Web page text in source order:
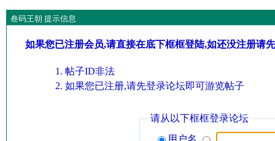
叁码王朝 提示信息
如果您已注册会员,请直接在底下框框登陆,如还没注册请
帖子ID非法
如果您已注册,请先登录论坛即可游览帖子
请从以下框框登录论坛
用户名